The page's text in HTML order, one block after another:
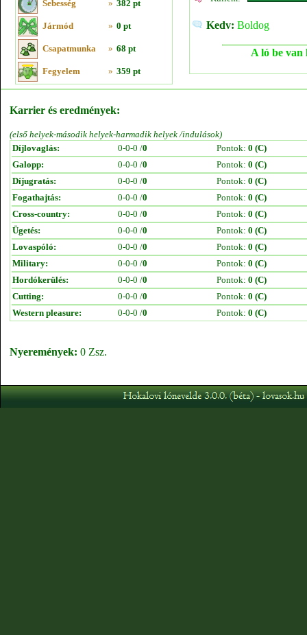
Sebesség » 382 pt
Jármód » 0 pt
Csapatmunka » 68 pt
Fegyelem » 359 pt
Kedv: Boldog
A ló be van
Karrier és eredmények:
(első helyek-második helyek-harmadik helyek /indulások)
Díjlovaglás:
0-0-0 /0 Pontok: 0 (C)
Galopp:
0-0-0 /0 Pontok: 0 (C)
Díjugratás:
0-0-0 /0 Pontok: 0 (C)
Fogathajtás:
0-0-0 /0 Pontok: 0 (C)
Cross-country:
0-0-0 /0 Pontok: 0 (C)
Ügetés:
0-0-0 /0 Pontok: 0 (C)
Lovaspóló:
0-0-0 /0 Pontok: 0 (C)
Military:
0-0-0 /0 Pontok: 0 (C)
Hordókerülés:
0-0-0 /0 Pontok: 0 (C)
Cutting:
0-0-0 /0 Pontok: 0 (C)
Western pleasure:
0-0-0 /0 Pontok: 0 (C)
Nyeremények: 0 Zsz.